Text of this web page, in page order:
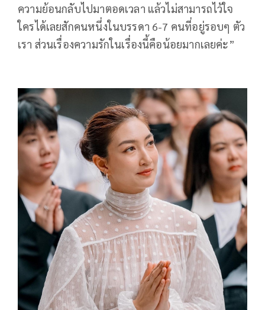
ความย้อนกลับไปมาตอดเวลา แล้วไม่สามารถไว้ใจ
ใครได้เลยสักคนหนึ่งในบรรดา 6-7 คนที่อยู่รอบๆ ตัว
เรา ส่วนเรื่องความรักในเรื่องนี้คือน้อยมากเลยค่ะ”